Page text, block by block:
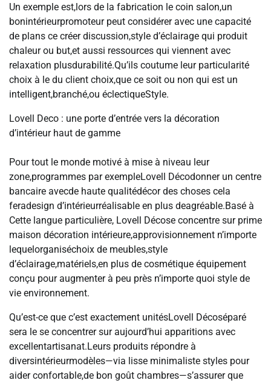
Un exemple est,lors de la fabrication le coin salon,un
bonintérieurpromoteur peut considérer avec une capacité
de plans ce créer discussion,style d’éclairage qui produit
chaleur ou but,et aussi ressources qui viennent avec
relaxation plusdurabilité.Qu’ils coutume leur particularité
choix à le du client choix,que ce soit ou non qui est un
intelligent,branché,ou éclectiqueStyle.
Lovell Deco : une porte d’entrée vers la décoration
d’intérieur haut de gamme
Pour tout le monde motivé à mise à niveau leur
zone,programmes par exempleLovell Décodonner un centre
bancaire avecde haute qualitédécor des choses cela
feradesign d’intérieurréalisable en plus deagréable.Basé à
Cette langue particulière, Lovell Décose concentre sur prime
maison décoration intérieure,approvisionnement n’importe
lequelorganiséchoix de meubles,style
d’éclairage,matériels,en plus de cosmétique équipement
conçu pour augmenter à peu près n’importe quoi style de
vie environnement.
Qu’est-ce que c’est exactement unitésLovell Décoséparé
sera le se concentrer sur aujourd’hui apparitions avec
excellentartisanat.Leurs produits répondre à
diversintérieurmodèles—via lisse minimaliste styles pour
aider confortable,de bon goût chambres—s’assurer que